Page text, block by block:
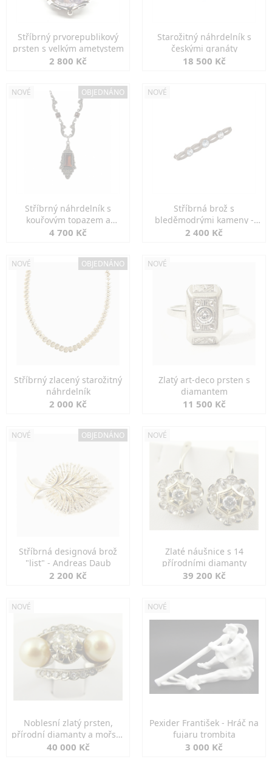
Stříbrný prvorepublikový
prsten s velkým ametystem
2 800 Kč
Starožitný náhrdelník s
českými granáty
18 500 Kč
NOVÉ OBJEDNÁNO
Stříbrný náhrdelník s
kouřovým topazem a
markazity
4 700 Kč
NOVÉ
Stříbrná brož s
bleděmodrými kameny -
jemná elegance
2 400 Kč
NOVÉ OBJEDNÁNO
Stříbrný zlacený starožitný
náhrdelník
2 000 Kč
NOVÉ
Zlatý art-deco prsten s
diamantem
11 500 Kč
NOVÉ OBJEDNÁNO
Stříbrná designová brož
"list" - Andreas Daub
2 200 Kč
NOVÉ
Zlaté náušnice s 14
přírodními diamanty
39 200 Kč
NOVÉ
Noblesní zlatý prsten,
přírodní diamanty a mořské
perly
40 000 Kč
NOVÉ
Pexider František - Hráč na
fujaru trombita
3 000 Kč